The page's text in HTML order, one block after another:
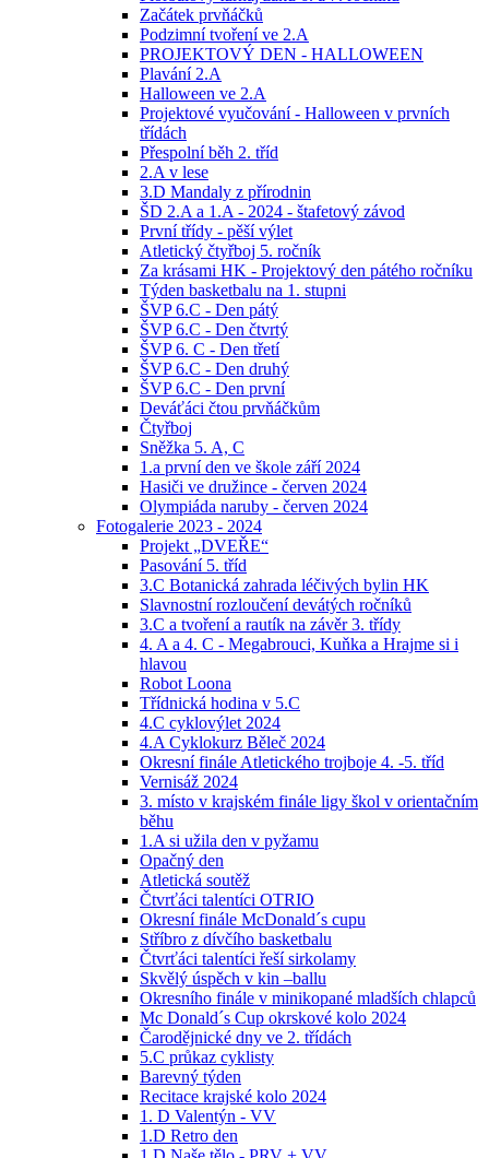
Začátek prvňáčků
Podzimní tvoření ve 2.A
PROJEKTOVÝ DEN - HALLOWEEN
Plavání 2.A
Halloween ve 2.A
Projektové vyučování - Halloween v prvních
třídách
Přespolní běh 2. tříd
2.A v lese
3.D Mandaly z přírodnin
ŠD 2.A a 1.A - 2024 - štafetový závod
První třídy - pěší výlet
Atletický čtyřboj 5. ročník
Za krásami HK - Projektový den pátého ročníku
Týden basketbalu na 1. stupni
ŠVP 6.C - Den pátý
ŠVP 6.C - Den čtvrtý
ŠVP 6. C - Den třetí
ŠVP 6.C - Den druhý
ŠVP 6.C - Den první
Deváťáci čtou prvňáčkům
Čtyřboj
Sněžka 5. A, C
1.a první den ve škole září 2024
Hasiči ve družince - červen 2024
Olympiáda naruby - červen 2024
Fotogalerie 2023 - 2024
Projekt „DVEŘE“
Pasování 5. tříd
3.C Botanická zahrada léčivých bylin HK
Slavnostní rozloučení devátých ročníků
3.C a tvoření a rautík na závěr 3. třídy
4. A a 4. C - Megabrouci, Kuňka a Hrajme si i
hlavou
Robot Loona
Třídnická hodina v 5.C
4.C cyklovýlet 2024
4.A Cyklokurz Běleč 2024
Okresní finále Atletického trojboje 4. -5. tříd
Vernisáž 2024
3. místo v krajském finále ligy škol v orientačním
běhu
1.A si užila den v pyžamu
Opačný den
Atletická soutěž
Čtvrťáci talentíci OTRIO
Okresní finále McDonald´s cupu
Stříbro z dívčího basketbalu
Čtvrťáci talentíci řeší sirkolamy
Skvělý úspěch v kin –ballu
Okresního finále v minikopané mladších chlapců
Mc Donald´s Cup okrskové kolo 2024
Čarodějnické dny ve 2. třídách
5.C průkaz cyklisty
Barevný týden
Recitace krajské kolo 2024
1. D Valentýn - VV
1.D Retro den